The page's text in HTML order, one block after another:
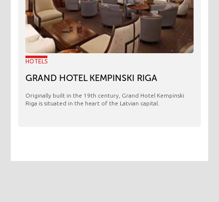
HOTELS
GRAND HOTEL KEMPINSKI RIGA
Originally built in the 19th century, Grand Hotel Kempinski
Riga is situated in the heart of the Latvian capital.